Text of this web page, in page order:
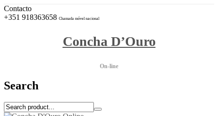
Contacto
+351 918363658 Chamada móvel nacional
Concha D’Ouro
On-line
Search